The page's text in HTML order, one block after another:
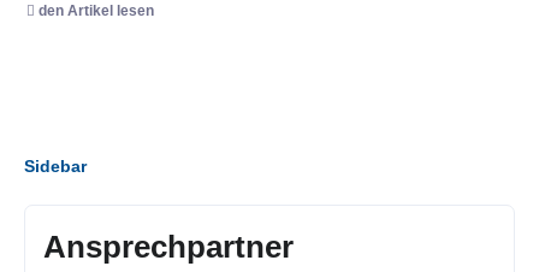
den Artikel lesen
Sidebar
Ansprechpartner